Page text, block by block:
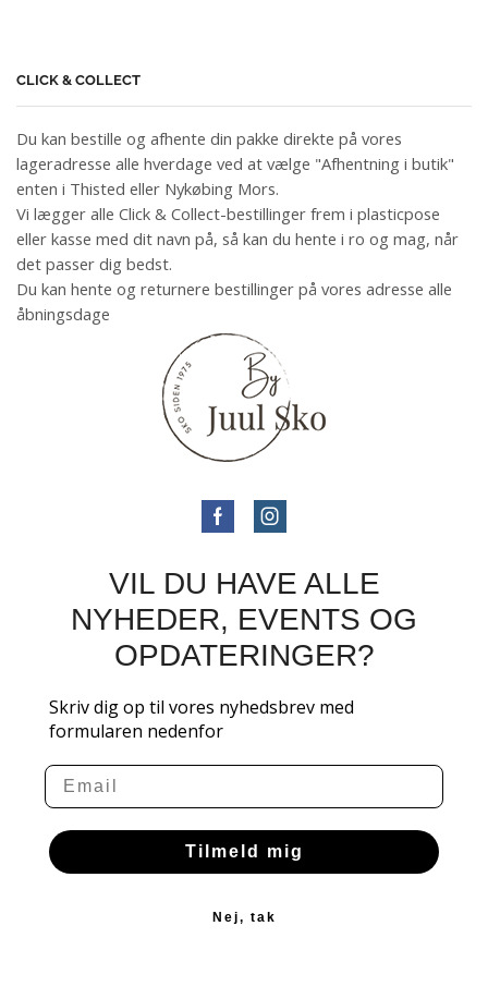
CLICK & COLLECT
Du kan bestille og afhente din pakke direkte på vores
lageradresse alle hverdage ved at vælge "Afhentning i butik"
enten i Thisted eller Nykøbing Mors.
Vi lægger alle Click & Collect-bestillinger frem i plasticpose
eller kasse med dit navn på, så kan du hente i ro og mag, når
det passer dig bedst.
Du kan hente og returnere bestillinger på vores adresse alle
åbningsdage
VIL DU HAVE ALLE
NYHEDER, EVENTS OG
OPDATERINGER?
Skriv dig op til vores nyhedsbrev med
formularen nedenfor
Email
Tilmeld mig
Nej, tak